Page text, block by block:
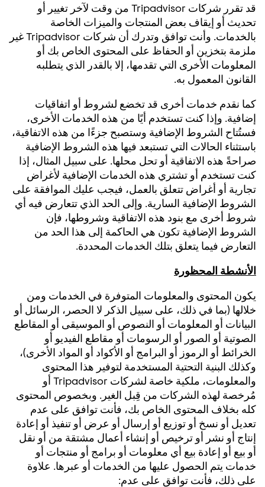
قد تقرر شركات Tripadvisor من وقت لآخر تغيير أو
تحديث أو إيقاف بعض المنتجات والميزات الخاصة
بالخدمات. وأنت توافق وتدرك أن شركات Tripadvisor غير
ملزمة بتخزين أو الحفاظ على المحتوى الخاص بك أو
المعلومات الأخرى التي تقدمها، إلا بالقدر الذي يتطلبه
القانون المعمول به.
كما نقدم خدمات أخرى قد تخضع لشروط أو اتفاقيات
إضافية. وإذا كنت تستخدم أيًا من هذه الخدمات الأخرى،
فستُتاح الشروط الإضافية وستصبح جزءًا من هذه الاتفاقية،
باستثناء الحالات التي تستبعد فيها هذه الشروط الإضافية
صراحةً هذه الاتفاقية أو تحل محلها. على سبيل المثال، إذا
كنت تستخدم أو تشتري هذه الخدمات الإضافية لأغراض
تجارية أو أغراض تتعلق بالعمل، فيجب عليك الموافقة على
الشروط الإضافية السارية. وإلى الحد الذي تتعارض فيه أي
شروط أخرى مع بنود هذه الاتفاقية وشروطها، فإن
الشروط الإضافية تكون هي الحاكمة إلى هذا الحد من
التعارض فيما يتعلق بتلك الخدمات المحددة.
الأنشطة المحظورة
يكون المحتوى والمعلومات المتوفرة في الخدمات ومن
خلالها (بما في ذلك، على سبيل الذكر لا الحصر، الرسائل أو
البيانات أو المعلومات أو النصوص أو الموسيقى أو المقاطع
الصوتية أو الصور أو الرسومات أو مقاطع الفيديو أو
الخرائط أو الرموز أو البرامج أو الأكواد أو المواد الأخرى)،
وكذلك البنية التحتية المستخدمة لتوفير هذا المحتوى
والمعلومات، ملكية خاصة لشركات Tripadvisor أو
مُرخصة لهذه الشركات من قِبل الغير. وبخصوص المحتوى
كله بخلاف المحتوى الخاص بك، فأنت توافق على عدم
تعديل أو نسخ أو توزيع أو إرسال أو عرض أو تنفيذ أو إعادة
إنتاج أو نشر أو ترخيص أو إنشاء أعمال مشتقة من أو نقل
أو بيع أو إعادة بيع أي معلومات أو برامج أو منتجات أو
خدمات يتم الحصول عليها من الخدمات أو عبرها. علاوة
على ذلك، فأنت توافق على عدم: